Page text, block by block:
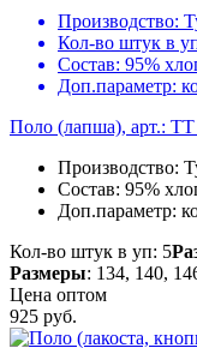
Производство:
Кол-во штук в
Состав: 95%
Доп.параметр:
Поло (лапша), арт.: TT
Производство:
Состав: 95%
Доп.параметр:
Кол-во штук в уп: 5
Размеры: 134, 140,
Цена оптом
925 руб.